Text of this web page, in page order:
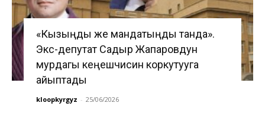
«Кызыңды же мандатыңды танда».
Экс-депутат Садыр Жапаровдун
мурдагы кеңешчисин коркутууга
айыптады
kloopkyrgyz - 25/06/2026